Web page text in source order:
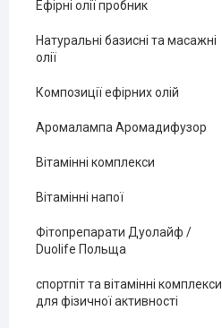
Ефірні олії пробник
Натуральні базисні та масажні
олії
Композиції ефірних олій
Аромалампа Аромадифузор
Вітамінні комплекси
Вітамінні напої
Фітопрепарати Дуолайф /
Duolife Польща
спортпіт та вітамінні комплекси
для фізичної активності